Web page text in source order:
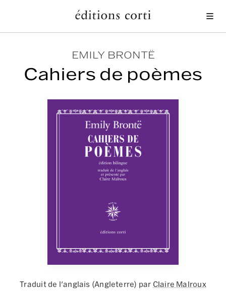
EMILY BRONTË
Cahiers de poèmes
Traduit de l'anglais (Angleterre) par Claire Malroux